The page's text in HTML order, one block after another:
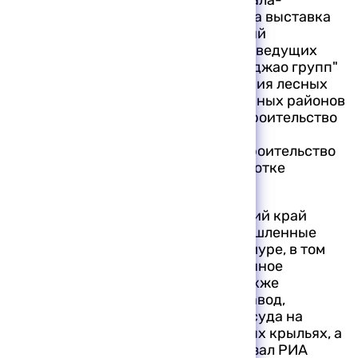
Лумпуре. Затем в Малайзии прошла выставка
продукции оборонных предприятий
Хабаровского края. Позже одна из ведущих
компаний Малайзии "Римбунан Хиджао групп"
выиграла конкурс на право освоения лесных
ресурсов в одном из труднодоступных районов
дальневосточной тайги, начала строительство
железнодорожной магистрали, строительство
предприятий по глубокой переработке
"В ходе своего визита в Хабаровский край
Махатхир Мохамад посетит промышленные
предприятия Комсомольска-на-Амуре, в том
числе авиационное производственное
объединение имени Гагарина, а также
Хабаровский судостроительный завод,
который выпускает современные суда на
воздушной подушке и на подводных крыльях, а
также другие предприятия", — сказал РИА